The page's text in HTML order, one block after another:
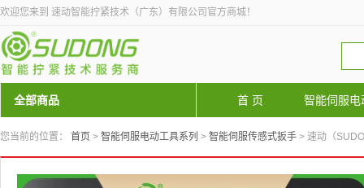
欢迎您来到 速动智能拧紧技术（广东）有限公司官方商城！
全部商品 首 页 智能伺服电
您当前的位置： 首页 > 智能伺服电动工具系列 > 智能伺服传感式扳手 > 速动（